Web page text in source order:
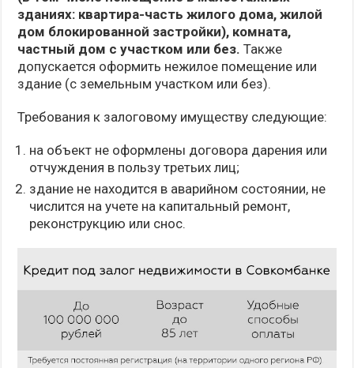
зданиях: квартира-часть жилого дома, жилой
дом блокированной застройки), комната,
частный дом с участком или без. Также
допускается оформить нежилое помещение или
здание (с земельным участком или без).
Требования к залоговому имуществу следующие:
на объект не оформлены договора дарения или
отчуждения в пользу третьих лиц;
здание не находится в аварийном состоянии, не
числится на учете на капитальный ремонт,
реконструкцию или снос.